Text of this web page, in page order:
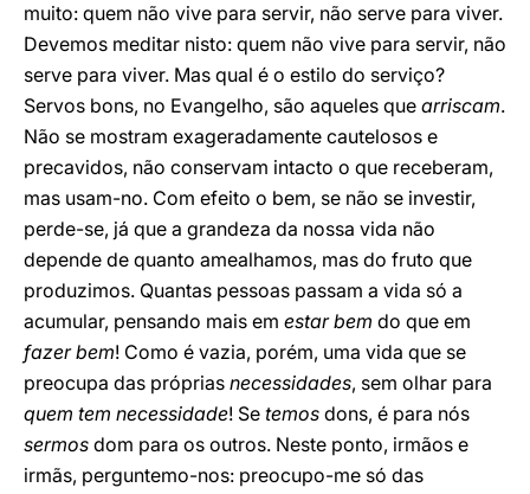
muito: quem não vive para servir, não serve para viver.
Devemos meditar nisto: quem não vive para servir, não
serve para viver. Mas qual é o estilo do serviço?
Servos bons, no Evangelho, são aqueles que arriscam.
Não se mostram exageradamente cautelosos e
precavidos, não conservam intacto o que receberam,
mas usam-no. Com efeito o bem, se não se investir,
perde-se, já que a grandeza da nossa vida não
depende de quanto amealhamos, mas do fruto que
produzimos. Quantas pessoas passam a vida só a
acumular, pensando mais em estar bem do que em
fazer bem! Como é vazia, porém, uma vida que se
preocupa das próprias necessidades, sem olhar para
quem tem necessidade! Se temos dons, é para nós
sermos dom para os outros. Neste ponto, irmãos e
irmãs, perguntemo-nos: preocupo-me só das